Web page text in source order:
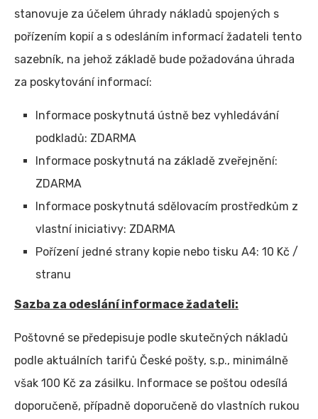
stanovuje za účelem úhrady nákladů spojených s
pořízením kopií a s odesláním informací žadateli tento
sazebník, na jehož základě bude požadována úhrada
za poskytování informací:
Informace poskytnutá ústně bez vyhledávání
podkladů: ZDARMA
Informace poskytnutá na základě zveřejnění:
ZDARMA
Informace poskytnutá sdělovacím prostředkům z
vlastní iniciativy: ZDARMA
Pořízení jedné strany kopie nebo tisku A4: 10 Kč /
stranu
Sazba za odeslání informace žadateli:
Poštovné se předepisuje podle skutečných nákladů
podle aktuálních tarifů České pošty, s.p., minimálně
však 100 Kč za zásilku. Informace se poštou odesílá
doporučeně, případně doporučeně do vlastních rukou